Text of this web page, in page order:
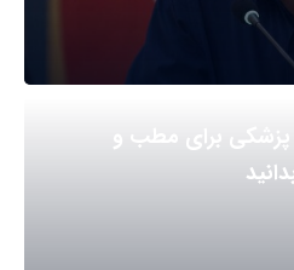
پزشکی برای مطب و